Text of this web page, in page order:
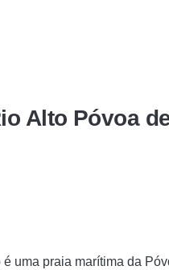
Alto Póvoa
uma praia marí­tima da